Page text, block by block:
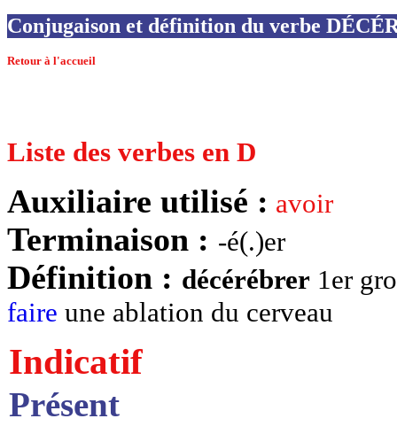
Conjugaison et définition du verbe
Retour à l'accueil
Liste des verbes en D
Auxiliaire utilisé : avoir
Terminaison : -é(.)er
Définition : décérébrer 1er
faire une ablation du cerveau
Indicatif
Présent